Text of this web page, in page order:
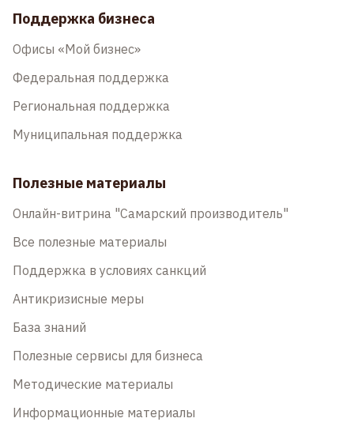
Поддержка бизнеса
Офисы «Мой бизнес»
Федеральная поддержка
Региональная поддержка
Муниципальная поддержка
Полезные материалы
Онлайн-витрина "Самарский производитель"
Все полезные материалы
Поддержка в условиях санкций
Антикризисные меры
База знаний
Полезные сервисы для бизнеса
Методические материалы
Информационные материалы